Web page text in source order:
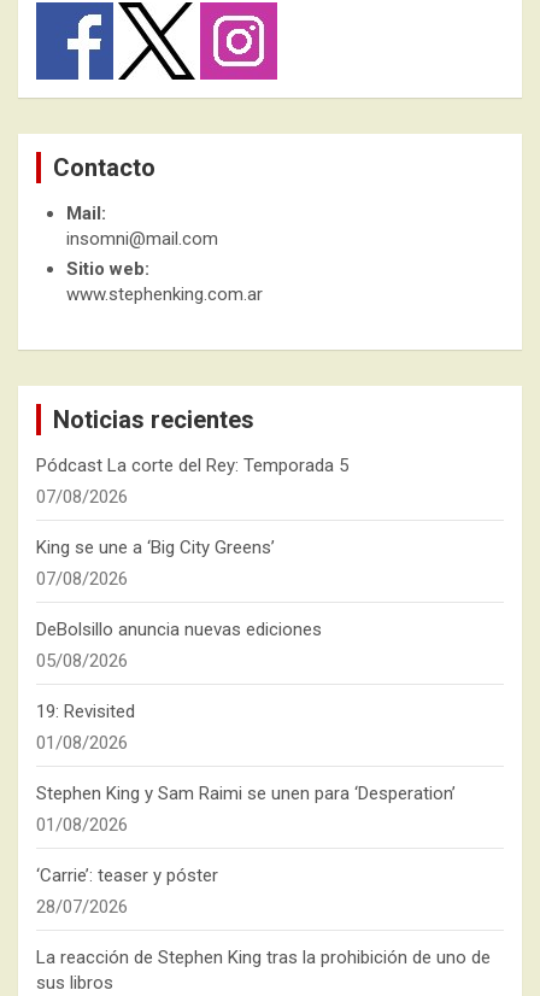
Contacto
Mail:
insomni@mail.com
Sitio web:
www.stephenking.com.ar
Noticias recientes
Pódcast La corte del Rey: Temporada 5
07/08/2026
King se une a ‘Big City Greens’
07/08/2026
DeBolsillo anuncia nuevas ediciones
05/08/2026
19: Revisited
01/08/2026
Stephen King y Sam Raimi se unen para ‘Desperation’
01/08/2026
‘Carrie’: teaser y póster
28/07/2026
La reacción de Stephen King tras la prohibición de uno de
sus libros